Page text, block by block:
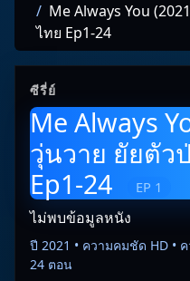
Me Always You
ไทย Ep1-24
ซีรี่ย์
Me Always
วุ่นวาย ยัยตัว
Ep1-24
EP 1
ไม่พบข้อมูลหนัง
ปี 2021 • ความคมชัด HD •
24 ตอน